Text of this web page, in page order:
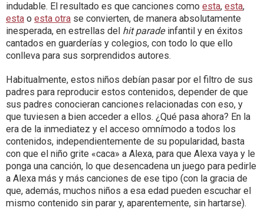
indudable. El resultado es que canciones como esta, esta,
esta o esta otra se convierten, de manera absolutamente
inesperada, en estrellas del hit paradeinfantil y en éxitos
cantados en guarderías y colegios, con todo lo que ello
conlleva para sus sorprendidos autores.
Habitualmente, estos niños debían pasar por el filtro de sus
padres para reproducir estos contenidos, depender de que
sus padres conocieran canciones relacionadas con eso, y
que tuviesen a bien acceder a ellos. ¿Qué pasa ahora? En la
era de la inmediatez y el acceso omnímodo a todos los
contenidos, independientemente de su popularidad, basta
con que el niño grite «caca» a Alexa, para que Alexa vaya y le
ponga una canción, lo que desencadena un juego para pedirle
a Alexa más y más canciones de ese tipo (con la gracia de
que, además, muchos niños a esa edad pueden escuchar el
mismo contenido sin parar y, aparentemente, sin hartarse).